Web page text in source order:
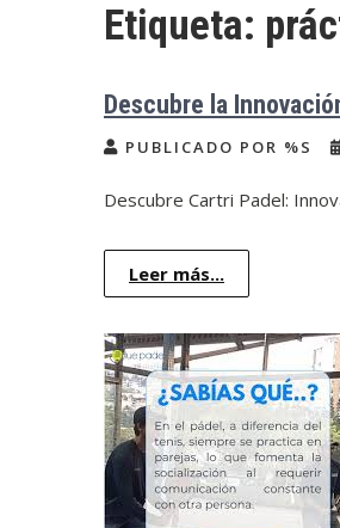
Etiqueta:
Descubre la
PUBLICADO POR %S
Descubre Cartri Padel:
Leer más...